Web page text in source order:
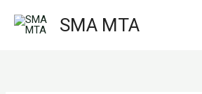
SMA MTA